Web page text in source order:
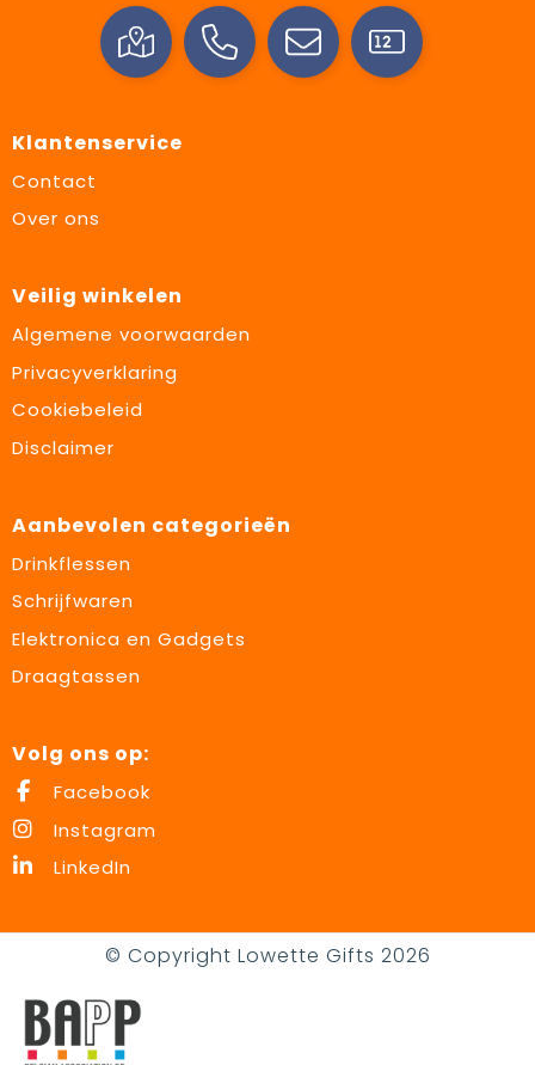
Klantenservice
Contact
Over ons
Veilig winkelen
Algemene voorwaarden
Privacyverklaring
Cookiebeleid
Disclaimer
Aanbevolen categorieën
Drinkflessen
Schrijfwaren
Elektronica en Gadgets
Draagtassen
Volg ons op:
Facebook
Instagram
LinkedIn
© Copyright Lowette Gifts 2026